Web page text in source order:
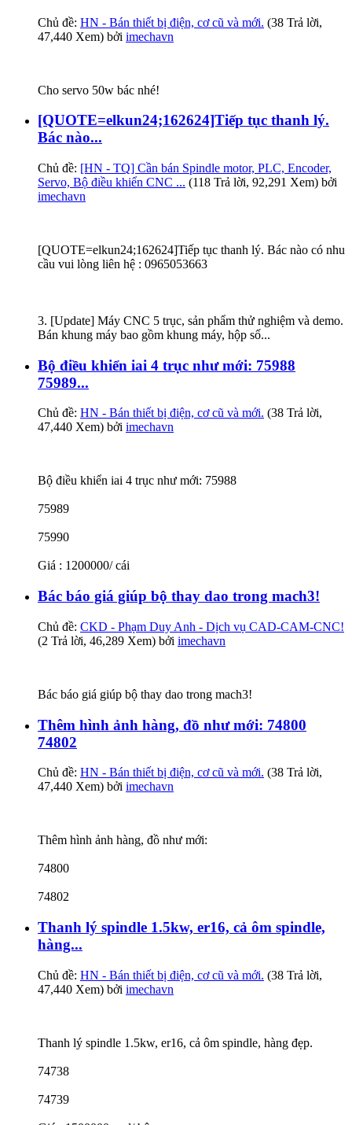
Chủ đề: HN - Bán thiết bị điện, cơ cũ và mới. (38 Trả lời,
47,440 Xem) bởi imechavn
Cho servo 50w bác nhé!
[QUOTE=elkun24;162624]Tiếp tục thanh lý.
Bác nào...
Chủ đề: [HN - TQ] Cần bán Spindle motor, PLC, Encoder,
Servo, Bộ điều khiển CNC ... (118 Trả lời, 92,291 Xem) bởi
imechavn
[QUOTE=elkun24;162624]Tiếp tục thanh lý. Bác nào có nhu
cầu vui lòng liên hệ : 0965053663
3. [Update] Máy CNC 5 trục, sản phẩm thử nghiệm và demo.
Bán khung máy bao gồm khung máy, hộp số...
Bộ điều khiển iai 4 trục như mới: 75988
75989...
Chủ đề: HN - Bán thiết bị điện, cơ cũ và mới. (38 Trả lời,
47,440 Xem) bởi imechavn
Bộ điều khiển iai 4 trục như mới: 75988
75989
75990
Giá : 1200000/ cái
Bác báo giá giúp bộ thay dao trong mach3!
Chủ đề: CKD - Phạm Duy Anh - Dịch vụ CAD-CAM-CNC!
(2 Trả lời, 46,289 Xem) bởi imechavn
Bác báo giá giúp bộ thay dao trong mach3!
Thêm hình ảnh hàng, đồ như mới: 74800
74802
Chủ đề: HN - Bán thiết bị điện, cơ cũ và mới. (38 Trả lời,
47,440 Xem) bởi imechavn
Thêm hình ảnh hàng, đồ như mới:
74800
74802
Thanh lý spindle 1.5kw, er16, cả ôm spindle,
hàng...
Chủ đề: HN - Bán thiết bị điện, cơ cũ và mới. (38 Trả lời,
47,440 Xem) bởi imechavn
Thanh lý spindle 1.5kw, er16, cả ôm spindle, hàng đẹp.
74738
74739